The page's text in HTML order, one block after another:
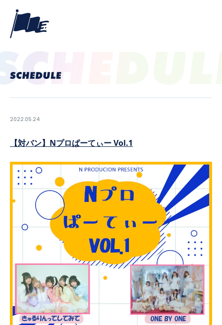
PROFILE
NEWS
SCHEDULE
VIDEO
2022.05.24
【対バン】Nプロぱーてぃー Vol.1